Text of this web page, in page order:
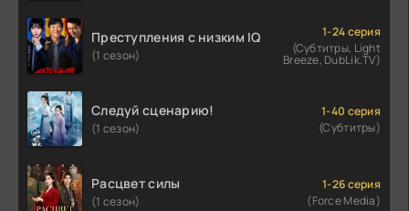
Преступления с низким IQ
(1 сезон)
1-24 серия
(Субтитры, Light
Breeze, DubLik.TV)
Следуй сценарию!
(1 сезон)
1-40 серия
(Субтитры)
Расцвет силы
(1 сезон)
1-26 серия
(Force Media)